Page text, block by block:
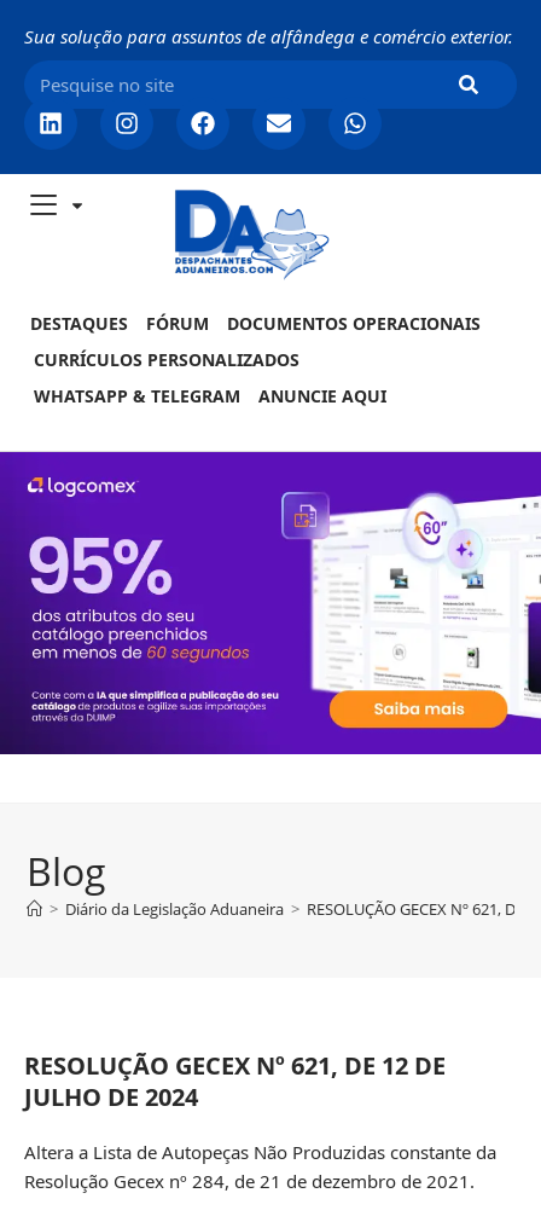
Sua solução para assuntos de alfândega e comércio exterior.
DESTAQUES FÓRUM
DOCUMENTOS OPERACIONAIS
CURRÍCULOS PERSONALIZADOS
WHATSAPP & TELEGRAM
ANUNCIE AQUI
Blog
> Diário da Legislação Aduaneira > RESOLUÇÃO GECEX Nº 621, DE
RESOLUÇÃO GECEX Nº 621, DE 12 DE
JULHO DE 2024
Altera a Lista de Autopeças Não Produzidas constante da
Resolução Gecex nº 284, de 21 de dezembro de 2021.